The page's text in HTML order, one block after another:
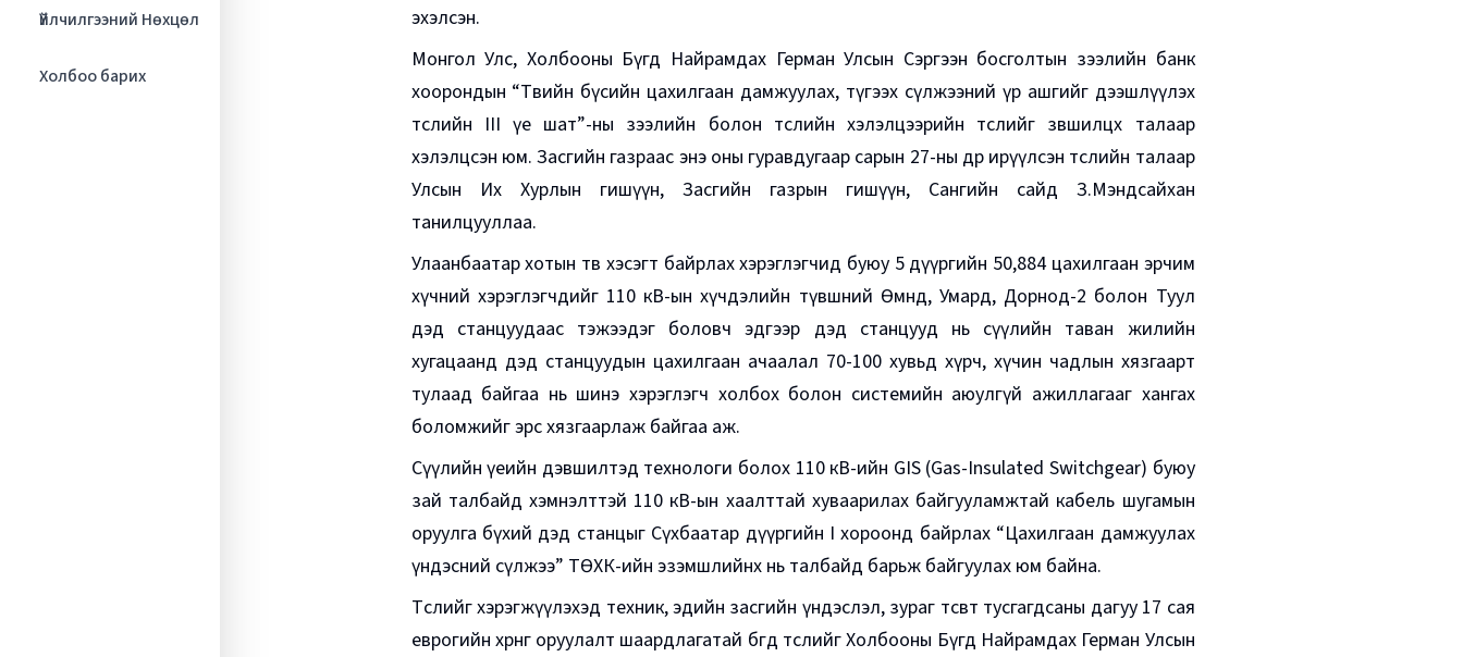
Үйлчилгээний Нөхцөл
Холбоо барих
эхэлсэн.
Монгол Улс, Холбооны Бүгд Найрамдах Герман Улсын Сэргээн босголтын зээлийн банк
хоорондын “Төвийн бүсийн цахилгаан дамжуулах, түгээх сүлжээний үр ашгийг дээшлүүлэх
төслийн III үе шат”-ны зээлийн болон төслийн хэлэлцээрийн төслийг зөвшилцөх талаар
хэлэлцсэн юм. Засгийн газраас энэ оны гуравдугаар сарын 27-ны өдөр ирүүлсэн төслийн талаар
Улсын Их Хурлын гишүүн, Засгийн газрын гишүүн, Сангийн сайд З.Мэндсайхан
танилцууллаа.
Улаанбаатар хотын төв хэсэгт байрлах хэрэглэгчид буюу 5 дүүргийн 50,884 цахилгаан эрчим
хүчний хэрэглэгчдийг 110 кВ-ын хүчдэлийн түвшний Өмнөд, Умард, Дорнод-2 болон Туул
дэд станцуудаас тэжээдэг боловч эдгээр дэд станцууд нь сүүлийн таван жилийн
хугацаанд дэд станцуудын цахилгаан ачаалал 70-100 хувьд хүрч, хүчин чадлын хязгаарт
тулаад байгаа нь шинэ хэрэглэгч холбох болон системийн аюулгүй ажиллагааг хангах
боломжийг эрс хязгаарлаж байгаа аж.
Сүүлийн үеийн дэвшилтэд технологи болох 110 кВ-ийн GIS (Gas-Insulated Switchgear) буюу
зай талбайд хэмнэлттэй 110 кВ-ын хаалттай хуваарилах байгууламжтай кабель шугамын
оруулга бүхий дэд станцыг Сүхбаатар дүүргийн I хороонд байрлах “Цахилгаан дамжуулах
үндэсний сүлжээ” ТӨХК-ийн эзэмшлийнх нь талбайд барьж байгуулах юм байна.
Төслийг хэрэгжүүлэхэд техник, эдийн засгийн үндэслэл, зураг төсөвт тусгагдсаны дагуу 17 сая
еврогийн хөрөнгө оруулалт шаардлагатай бөгөөд төслийг Холбооны Бүгд Найрамдах Герман Улсын